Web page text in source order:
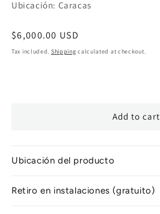
Ubicación: Caracas
Regular
price
$6,000.00 USD
Tax included. Shipping calculated at checkout.
Add to cart
Ubicación del producto
Retiro en instalaciones (gratuito)